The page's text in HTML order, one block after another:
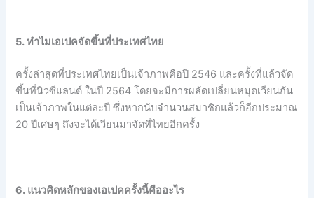
5. ทำไมเอเปคจัดขึ้นที่ประเทศไทย
ครั้งล่าสุดที่ประเทศไทยเป็นเจ้าภาพคือปี 2546 และครั้งที่แล้วจัด
ขึ้นที่นิวซีแลนด์ ในปี 2564 โดยจะมีการผลัดเปลี่ยนหมุดเวียนกัน
เป็นเจ้าภาพในแต่ละปี ซึ่งหากนับจำนวนสมาชิกแล้วก็อีกประมาณ
20 ปีเศษๆ ถึงจะได้เวียนมาจัดที่ไทยอีกครั้ง
6. แนวคิดหลักของเอเปคครั้งนี้คืออะไร